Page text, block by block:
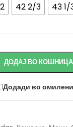
42 2/3 43 1/
ДОДАЈ ВО КОШНИЦА
Додади во омилени